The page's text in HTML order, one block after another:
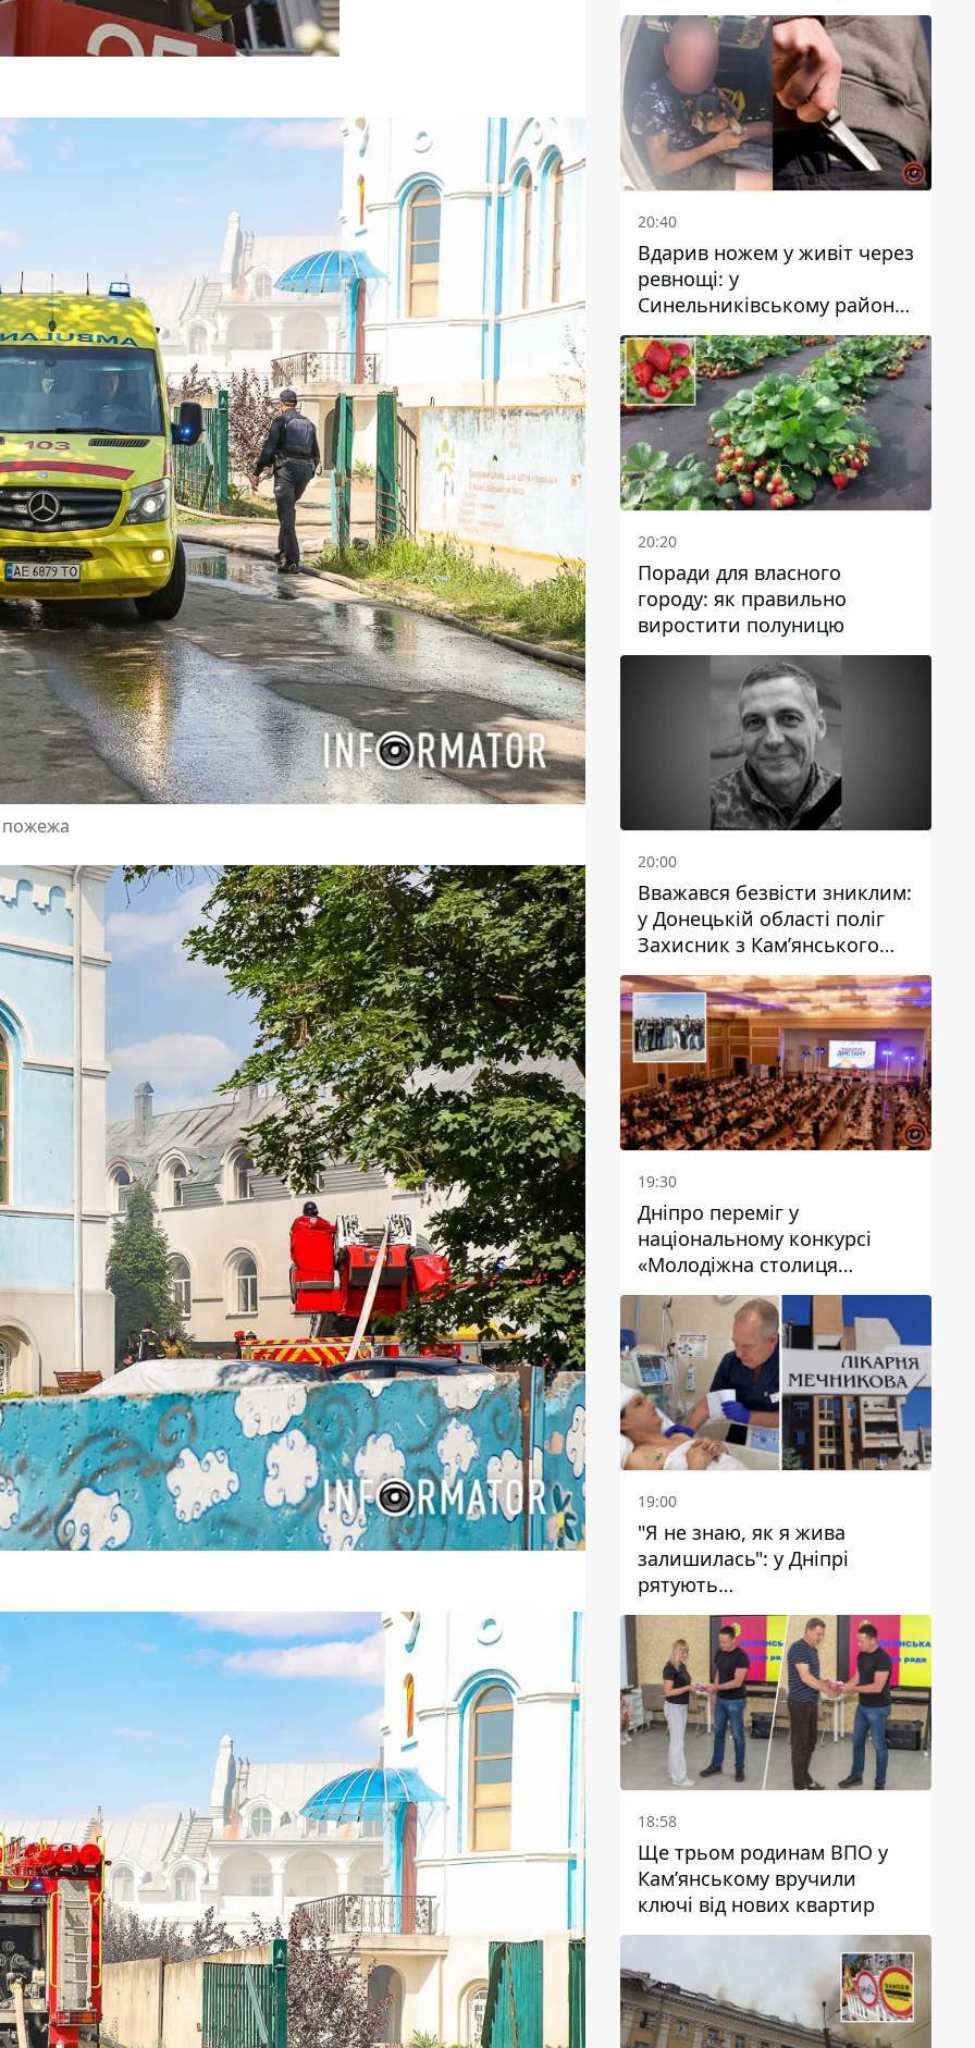
пожежа
20:40
Вдарив ножем у живіт через
ревнощі: у
Синельниківському районі
затримали 49-річного
чоловіка за вбивство
20:20
Поради для власного
городу: як правильно
виростити полуницю
20:00
Вважався безвісти зниклим:
у Донецькій області поліг
Захисник з Кам’янського
Антон Красовський
19:30
Дніпро переміг у
національному конкурсі
«Молодіжна столиця
України – 2026»
19:00
"Я не знаю, як я жива
залишилась": у Дніпрі
рятують
військовослужбовицю та
мати чотирьох дітей, яку
поранив КАБ
18:58
Ще трьом родинам ВПО у
Кам’янському вручили
ключі від нових квартир